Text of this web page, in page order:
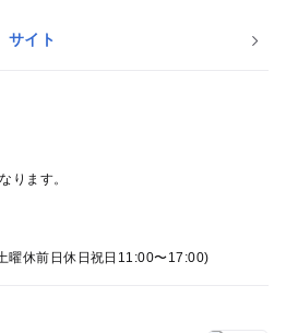
サイト
ります。
曜休前日休日祝日11:00〜17:00)